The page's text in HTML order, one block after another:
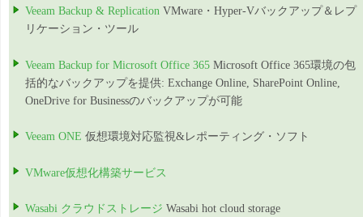
Veeam Backup & Replication VMware・Hyper-Vバックアップ＆レプ
リケーション・ツール
Veeam Backup for Microsoft Office 365 Microsoft Office 365環境の包
括的なバックアップを提供: Exchange Online, SharePoint Online,
OneDrive for Businessのバックアップが可能
Veeam ONE 仮想環境対応監視&レポーティング・ソフト
VMware仮想化構築サービス
Wasabi クラウドストレージ Wasabi hot cloud storage